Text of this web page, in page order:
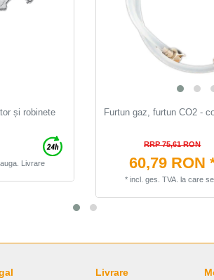
și robinete
Livrare
Furtun gaz, furtun CO2 -
RRP 75,61 RON
60,79 RON
* incl. ges. TVA. la care
Livrare